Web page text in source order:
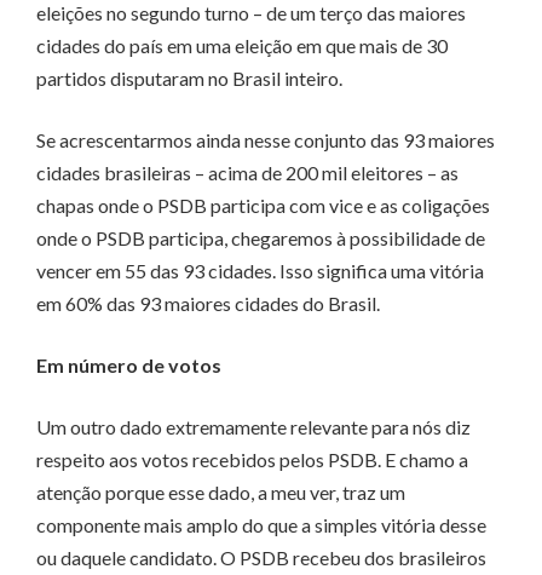
eleições no segundo turno – de um terço das maiores
cidades do país em uma eleição em que mais de 30
partidos disputaram no Brasil inteiro.
Se acrescentarmos ainda nesse conjunto das 93 maiores
cidades brasileiras – acima de 200 mil eleitores – as
chapas onde o PSDB participa com vice e as coligações
onde o PSDB participa, chegaremos à possibilidade de
vencer em 55 das 93 cidades. Isso significa uma vitória
em 60% das 93 maiores cidades do Brasil.
Em número de votos
Um outro dado extremamente relevante para nós diz
respeito aos votos recebidos pelos PSDB. E chamo a
atenção porque esse dado, a meu ver, traz um
componente mais amplo do que a simples vitória desse
ou daquele candidato. O PSDB recebeu dos brasileiros